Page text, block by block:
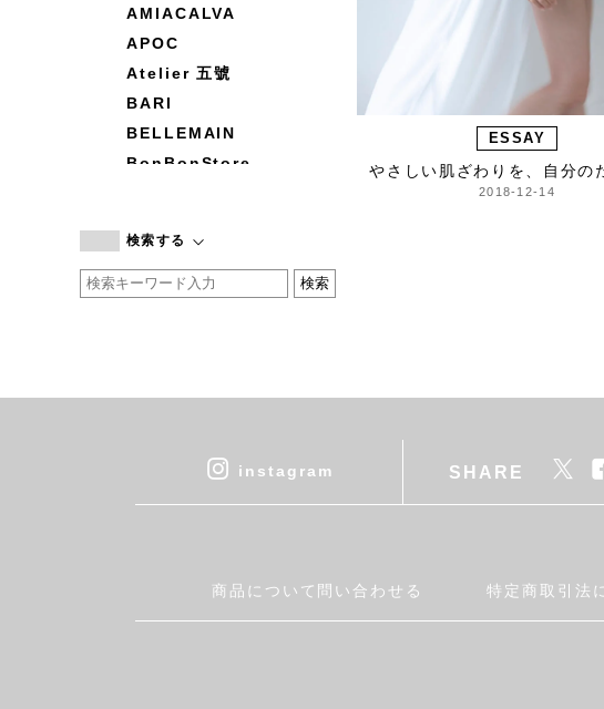
AMIACALVA
APOC
Atelier 五號
BARI
BELLEMAIN
BonBonStore
by basics
CATWORTH
cohan
DEAN & DELUCA
Fatima Morocco
検索する
ESSAY
やさしい肌ざわりを、自分の
2018-12-14
instagram SHARE
商品について問い合わせる 特定商取引法